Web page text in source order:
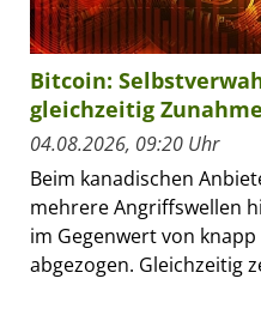
Bitcoin:
gleichzeitig
04.08.2026, 09:20 Uhr
Beim kanadischen
mehrere Angriffswellen
im Gegenwert von
abgezogen. Gleichzeitig